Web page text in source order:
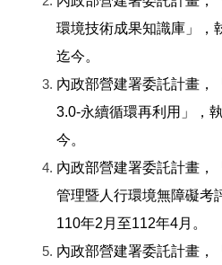
環境技術成果知識庫」，
迄今。
內政部營建署委託計畫，
3.0-永續循環再利用」，
今。
內政部營建署委託計畫，
管理暨人行環境無障礙考
110年2月至112年4月。
內政部營建署委託計畫，